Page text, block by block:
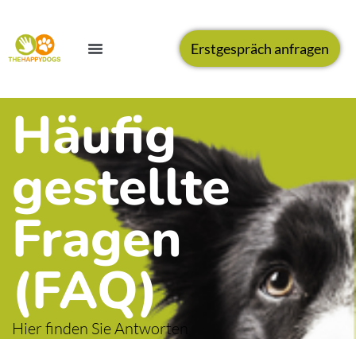
Erstgespräch anfragen
Häufig
gestellte
Fragen
(FAQ)
Hier finden Sie Antworten